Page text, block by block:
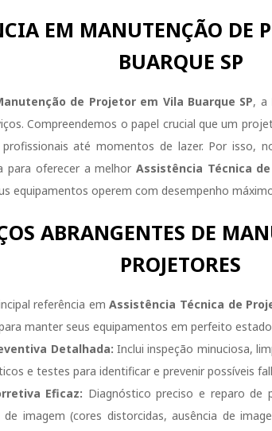
EM MANUTENÇÃO DE
BUARQUE SP
de Projetor em Vila Buarque SP, a
Compreendemos o papel crucial que um
até momentos de lazer. Por isso,
para oferecer a melhor Assistência Técnica
equipamentos operem com desempenho
ABRANGENTES DE
PROJETORES
referência emAssistência Técnica de
manter seus equipamentos em perfeito
Detalhada: Inclui inspeção minuciosa,
e testes para identificar e prevenir possíveis
Eficaz: Diagnóstico preciso e reparo de
de imagem (cores distorcidas, ausência de